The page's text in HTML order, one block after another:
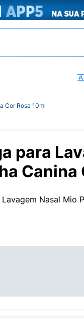
Cor Rosa 10ml
para
Canina
Nasal Mio